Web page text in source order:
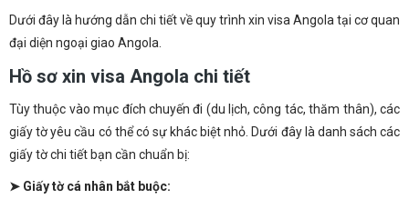
Dưới đây là hướng dẫn chi tiết về quy trình xin visa Angola tại cơ quan
đại diện ngoại giao Angola.
Hồ sơ xin visa Angola chi tiết
Tùy thuộc vào mục đích chuyến đi (du lịch, công tác, thăm thân), các
giấy tờ yêu cầu có thể có sự khác biệt nhỏ. Dưới đây là danh sách các
giấy tờ chi tiết bạn cần chuẩn bị:
➤ Giấy tờ cá nhân bắt buộc: